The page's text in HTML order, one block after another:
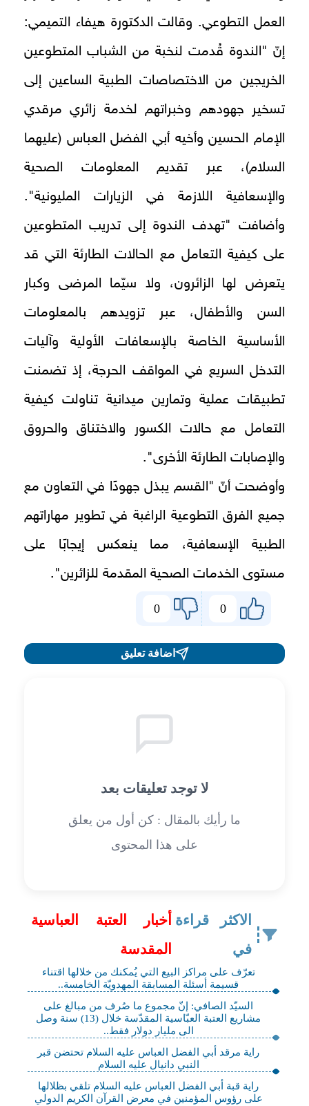
العمل التطوعي. وقالت الدكتورة هيفاء التميمي:
إنّ "الندوة قُدمت لنخبة من الشباب المتطوعين
الخريجين من الاختصاصات الطبية الساعين إلى
تسخير جهودهم وخبراتهم لخدمة زائري مرقدي
الإمام الحسين وأخيه أبي الفضل العباس (عليهما
السلام)، عبر تقديم المعلومات الصحية
والإسعافية اللازمة في الزيارات المليونية".
وأضافت "تهدف الندوة إلى تدريب المتطوعين
على كيفية التعامل مع الحالات الطارئة التي قد
يتعرض لها الزائرون، ولا سيّما المرضى وكبار
السن والأطفال، عبر تزويدهم بالمعلومات
الأساسية الخاصة بالإسعافات الأولية وآليات
التدخل السريع في المواقف الحرجة، إذ تضمنت
تطبيقات عملية وتمارين ميدانية تناولت كيفية
التعامل مع حالات الكسور والاختناق والحروق
والإصابات الطارئة الأخرى".
وأوضحت أنّ "القسم يبذل جهودًا في التعاون مع
جميع الفرق التطوعية الراغبة في تطوير مهاراتهم
الطبية الإسعافية، مما ينعكس إيجابًا على
مستوى الخدمات الصحية المقدمة للزائرين".
0
0
اضافة تعليق
لا توجد تعليقات بعد
ما رأيك بالمقال : كن أول من يعلق
على هذا المحتوى
الاكثر قراءة
في
أخبار العتبة العباسية
المقدسة
تعرّف على مراكز البيع التي يُمكنك من خلالها اقتناء
قسيمة أسئلة المسابقة المهدويّة الخامسة..
السيّد الصافي: إنّ مجموع ما صُرف من مبالغ على
مشاريع العتبة العبّاسية المقدّسة خلال (13) سنة وصل
الى مليار دولار فقط..
راية مرقد أبي الفضل العباس عليه السلام تحتضن قبر
النبي دانيال عليه السلام
راية قبة أبي الفضل العباس عليه السلام تلقي بظلالها
على رؤوس المؤمنين في معرض القرآن الكريم الدولي